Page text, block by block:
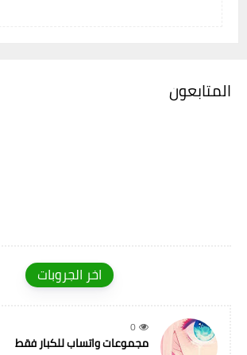
المتابعون
اخر الجروبات
0
مجموعات واتساب للكبار فقط